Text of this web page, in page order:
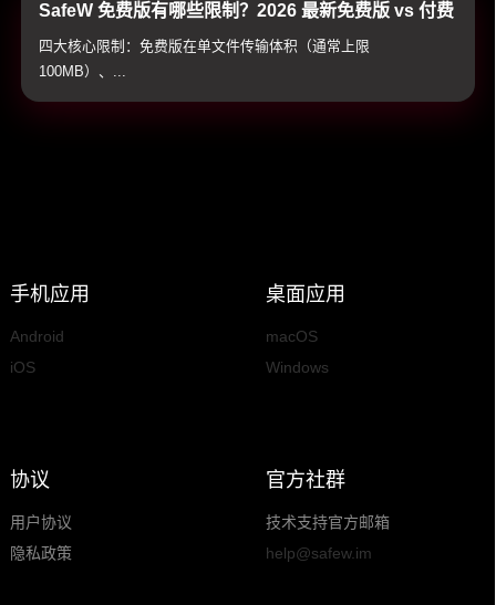
SafeW 免费版有哪些限制？2026 最新免费版 vs 付费
高级版全方位对比与避坑指南
四大核心限制：免费版在单文件传输体积（通常上限
100MB）、...
手机应用
Android
iOS
桌面应用
macOS
Windows
协议
用户协议
隐私政策
官方社群
技术支持官方邮箱
help@safew.im